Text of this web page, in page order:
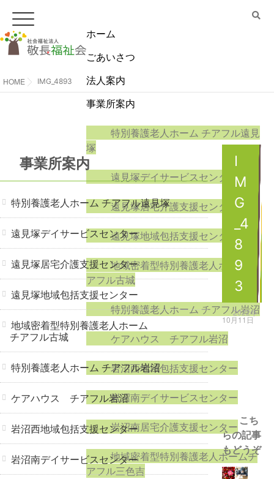
ホーム
ごあいさつ
法人案内
事業所案内
特別養護老人ホーム チアフル遠見
塚
遠見塚デイサービスセンター
遠見塚居宅介護支援センター
遠見塚地域包括支援センター
地域密着型特別養護老人ホームチ
アフル古城
特別養護老人ホーム チアフル岩沼
ケアハウス チアフル岩沼
岩沼西地域包括支援センター
岩沼南デイサービスセンター
岩沼南居宅介護支援センター
地域密着型特別養護老人ホームチ
アフル三色吉
HOME IMG_4893
I
M
G
_4
8
9
3
2022年
10月11日
こち
らの記事
もどうぞ
事業所案内
特別養護老人ホーム チアフル遠見塚
遠見塚デイサービスセンター
遠見塚居宅介護支援センター
遠見塚地域包括支援センター
地域密着型特別養護老人ホーム
チアフル古城
特別養護老人ホーム チアフル岩沼
ケアハウス チアフル岩沼
岩沼西地域包括支援センター
岩沼南デイサービスセンター